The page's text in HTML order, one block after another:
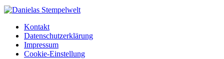
Kontakt
Datenschutzerklärung
Impressum
Cookie-Einstellung